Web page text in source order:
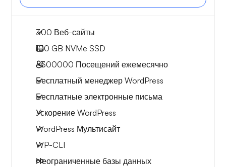
300 Веб-сайты
100 GB NVMe SSD
~300000 Посещений ежемесячно
Бесплатный менеджер WordPress
Бесплатные электронные письма
Ускорение WordPress
WordPress Мультисайт
WP-CLI
Неограниченные базы данных